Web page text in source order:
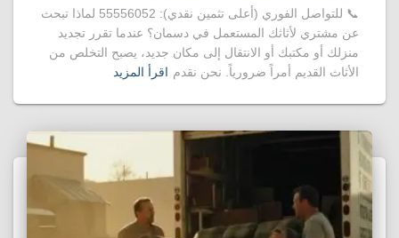
📞 للتواصل الفوري (أعلى تثمين نقدي): 55556052 لماذا تبحث
عن مشتري لأثاثك المستعمل في دسمان؟ عندما تقرر تجديد
منزلك أو مكتبك أو الانتقال إلى مكان جديد، يصبح التخلص من
الأثاث القديم أمراً ضرورياً. نحن نقدم اقرأ المزيد